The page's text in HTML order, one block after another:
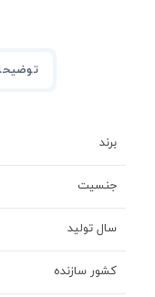
برند
جنسیت
سال تولید
کشور سازنده